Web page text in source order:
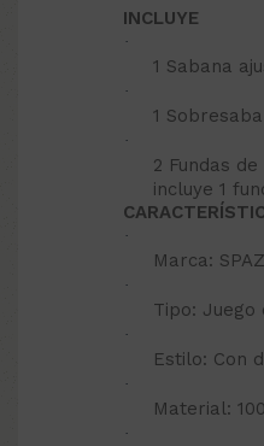
INCLUYE
·
1 Sabana
·
1
·
2 Fundas
incluye 1
·
Marca:
·
Tipo: Juego
·
Estilo: Con
·
Material:
·